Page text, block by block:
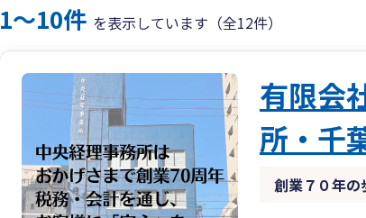
1〜10件 を表示しています（全12件）
有限会
所・千
創業７０年の